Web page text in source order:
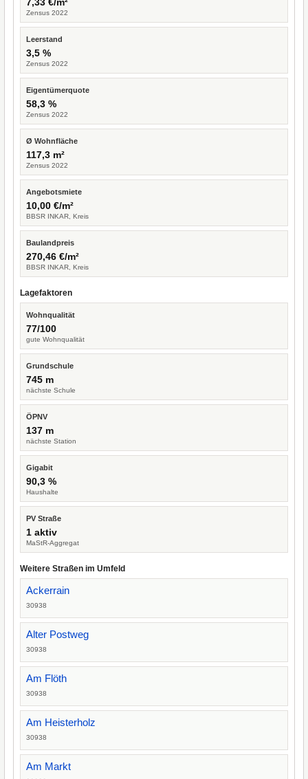
Zensus 2022
Leerstand
3,5 %
Zensus 2022
Eigentümerquote
58,3 %
Zensus 2022
Ø Wohnfläche
117,3 m²
Zensus 2022
Angebotsmiete
10,00 €/m²
BBSR INKAR, Kreis
Baulandpreis
270,46 €/m²
BBSR INKAR, Kreis
Lagefaktoren
Wohnqualität
77/100
gute Wohnqualität
Grundschule
745 m
nächste Schule
ÖPNV
137 m
nächste Station
Gigabit
90,3 %
Haushalte
PV Straße
1 aktiv
MaStR-Aggregat
Weitere Straßen im Umfeld
Ackerrain
30938
Alter Postweg
30938
Am Flöth
30938
Am Heisterholz
30938
Am Markt